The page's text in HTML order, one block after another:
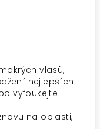
vlasů,
nejlepších
vyfoukejte
na oblasti,